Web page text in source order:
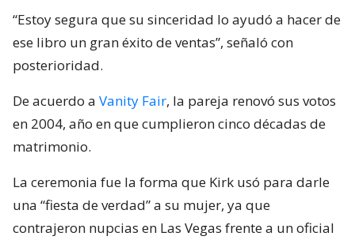
“Estoy segura que su sinceridad lo ayudó a hacer de
ese libro un gran éxito de ventas”, señaló con
posterioridad.
De acuerdo a Vanity Fair, la pareja renovó sus votos
en 2004, año en que cumplieron cinco décadas de
matrimonio.
La ceremonia fue la forma que Kirk usó para darle
una “fiesta de verdad” a su mujer, ya que
contrajeron nupcias en Las Vegas frente a un oficial